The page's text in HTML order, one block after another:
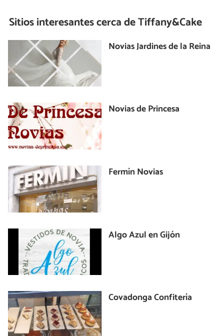
Sitios interesantes cerca deTiffany&Cake
Novias Jardines de la Reina
Novias de Princesa
Fermín Novias
Algo Azul en Gijón
Covadonga Confitería